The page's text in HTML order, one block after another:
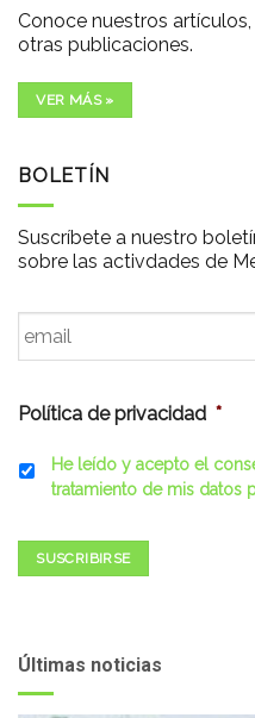
Conoce nuestros
otras publicaciones.
VER MÁS »
BOLETÍN
Suscríbete a nuestro
sobre las activdades de
Email *
Política de privacidad *
He leído y acepto el
tratamiento de mis datos
SUSCRIBIRSE
Últimas noticias